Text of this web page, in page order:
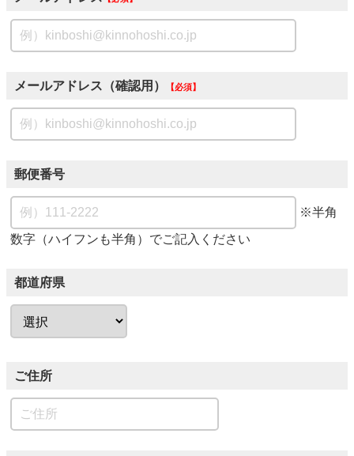
メールアドレス（確認用） 必須
郵便番号
※半角
数字（ハイフンも半角）でご記入ください
都道府県
ご住所